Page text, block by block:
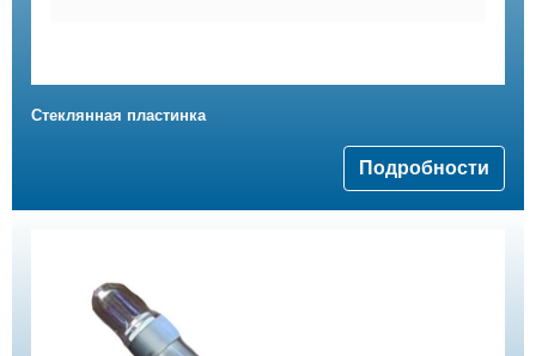
Стеклянная пластинка
Подробности